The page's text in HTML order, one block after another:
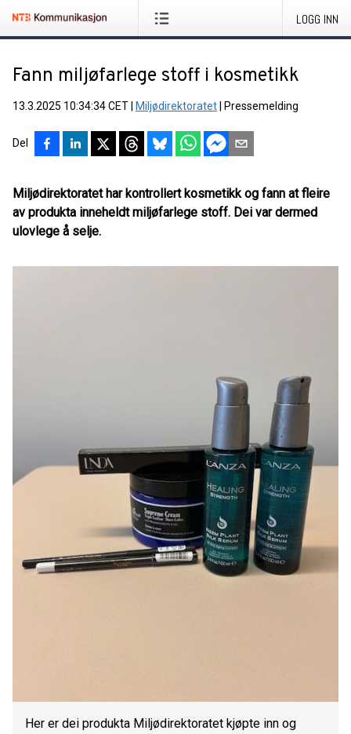
LOGG INN
Fann miljøfarlege stoff i kosmetikk
13.3.2025 10:34:34 CET Miljødirektoratet Pressemelding
Del
Miljødirektoratet har kontrollert kosmetikk og fann at fleire
av produkta inneheldt miljøfarlege stoff. Dei var dermed
ulovlege å selje.
Her er dei produkta Miljødirektoratet kjøpte inn og